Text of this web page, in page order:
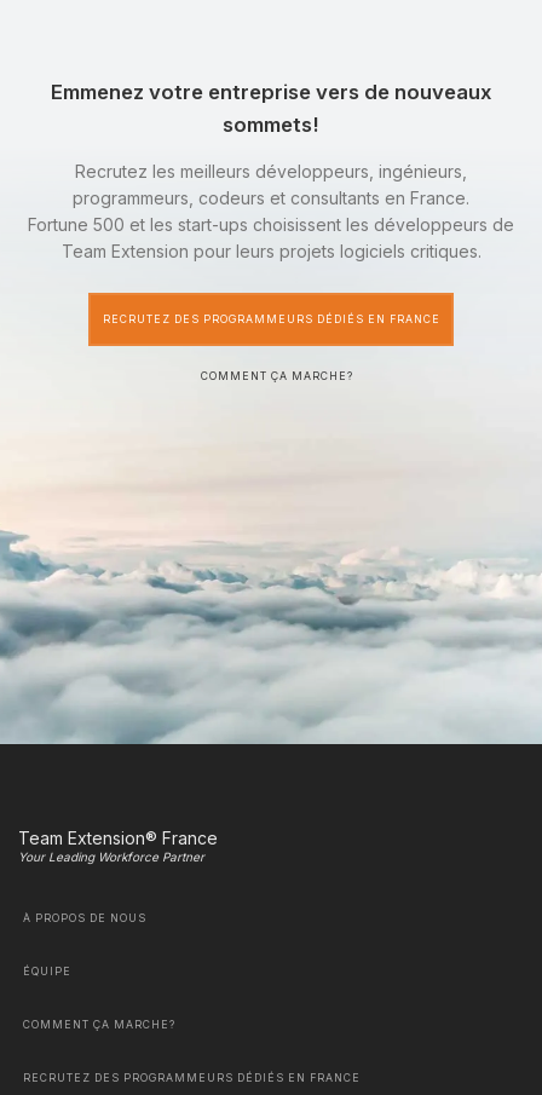
Emmenez votre entreprise vers de nouveaux
sommets!
Recrutez les meilleurs développeurs, ingénieurs,
programmeurs, codeurs et consultants en France.
Fortune 500 et les start-ups choisissent les développeurs de
Team Extension pour leurs projets logiciels critiques.
RECRUTEZ DES PROGRAMMEURS DÉDIÉS EN FRANCE
COMMENT ÇA MARCHE?
Team Extension® France
Your Leading Workforce Partner
À PROPOS DE NOUS
ÉQUIPE
COMMENT ÇA MARCHE?
RECRUTEZ DES PROGRAMMEURS DÉDIÉS EN FRANCE